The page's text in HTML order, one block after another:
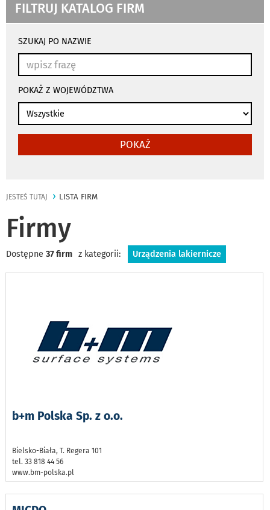
FILTRUJ KATALOG FIRM
wyszukiwania
automatycznie
SZUKAJ PO NAZWIE
POKAŻ Z WOJEWÓDZTWA
POKAŻ
JESTEŚ TUTAJ LISTA FIRM
Firmy
Dostępne 37 firm z kategorii: Urządzenia lakiernicze
b+m Polska Sp. z o.o.
Bielsko-Biała, T. Regera 101
tel. 33 818 44 56
www.bm-polska.pl